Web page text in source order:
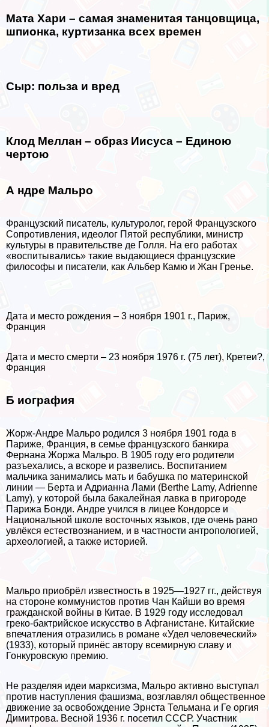
Мата Хари – самая знаменитая танцовщица,
шпионка, куртизанка всех времен
Сыр: польза и вред
Клод Меллан – образ Иисуса – Единою
чертою
А ндре Мальро
Французский писатель, культуролог, герой Французского
Сопротивления, идеолог Пятой республики, министр
культуры в правительстве де Голля. На его работах
«воспитывались» такие выдающиеся французские
философы и писатели, как Альбер Камю и Жан Гренье.
Дата и место рождения – 3 ноября 1901 г., Париж,
Франция
Дата и место cмepти – 23 ноября 1976 г. (75 лет), Кретеи?,
Франция
Б иография
Жорж-Андре Мальро родился 3 ноября 1901 года в
Париже, Франция, в семье французского банкира
Фернана Жоржа Мальро. В 1905 году его родители
разъехались, а вскоре и развелись. Воспитанием
мальчика занимались мать и бабушка по материнской
линии — Берта и Адрианна Лами (Berthe Lamy, Adrienne
Lamy), у которой была бакалейная лавка в пригороде
Парижа Бонди. Андре учился в лицее Кондорсе и
Национальной школе восточных языков, где очень рано
увлёкся естествознанием, и в частности антропологией,
археологией, а также историей.
Мальро приобрёл известность в 1925—1927 гг., действуя
на стороне коммунистов против Чан Кайши во время
гражданской войны в Китае. В 1929 году исследовал
греко-бактрийское искусство в Афганистане. Китайские
впечатления отразились в романе «Удел человеческий»
(1933), который принёс автору всемирную славу и
Гонкуровскую премию.
Не разделяя идеи марксизма, Мальро активно выступал
против наступления фашизма, возглавлял общественное
движение за освобождение Эрнста Тельмана и Ге opгия
Димитрова. Весной 1936 г. посетил СССР. Участник